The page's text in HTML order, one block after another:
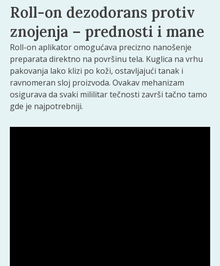
Roll-on dezodorans protiv
znojenja – prednosti i mane
Roll-on aplikator omogućava precizno nanošenje
preparata direktno na površinu tela. Kuglica na vrhu
pakovanja lako klizi po koži, ostavljajući tanak i
ravnomeran sloj proizvoda. Ovakav mehanizam
osigurava da svaki mililitar tečnosti završi tačno tamo
gde je najpotrebniji.